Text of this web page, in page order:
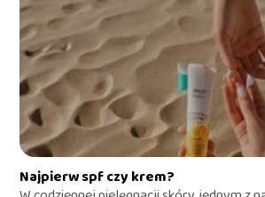
Najpierw spf czy krem?